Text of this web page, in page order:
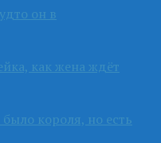
он в
как жена ждёт
короля, но есть